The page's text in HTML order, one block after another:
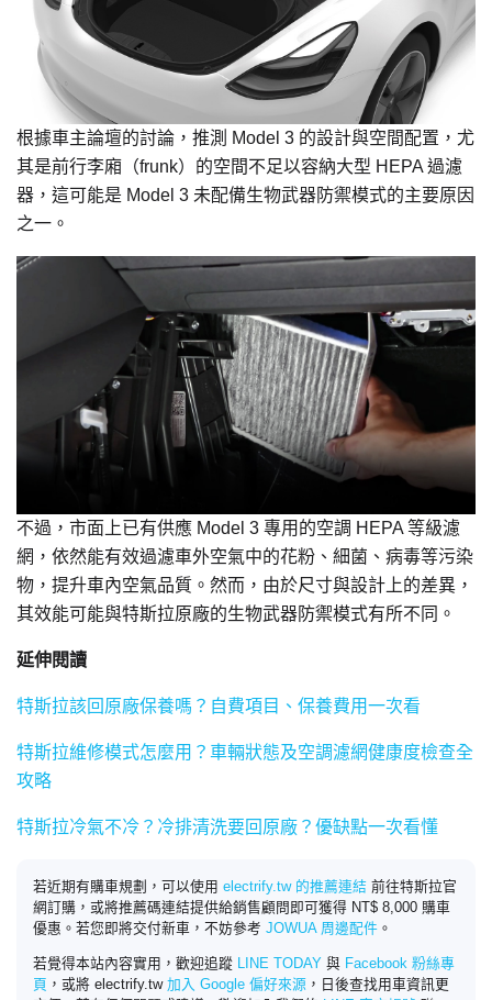
根據車主論壇的討論，推測 Model 3 的設計與空間配置，尤
其是前行李廂（frunk）的空間不足以容納大型 HEPA 過濾
器，這可能是 Model 3 未配備生物武器防禦模式的主要原因
之一。
不過，市面上已有供應 Model 3 專用的空調 HEPA 等級濾
網，依然能有效過濾車外空氣中的花粉、細菌、病毒等污染
物，提升車內空氣品質。然而，由於尺寸與設計上的差異，
其效能可能與特斯拉原廠的生物武器防禦模式有所不同。
延伸閱讀
特斯拉該回原廠保養嗎？自費項目、保養費用一次看
特斯拉維修模式怎麼用？車輛狀態及空調濾網健康度檢查全
攻略
特斯拉冷氣不冷？冷排清洗要回原廠？優缺點一次看懂
若近期有購車規劃，可以使用 electrify.tw 的推薦連結 前往特斯拉官
網訂購，或將推薦碼連結提供給銷售顧問即可獲得 NT$ 8,000 購車
優惠。若您即將交付新車，不妨參考 JOWUA 周邊配件 。
若覺得本站內容實用，歡迎追蹤 LINE TODAY 與 Facebook 粉絲專
頁 ，或將 electrify.tw 加入 Google 偏好來源 ，日後查找用車資訊更